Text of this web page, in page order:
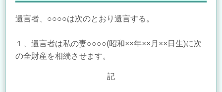
遺言者、○○○○は次のとおり遺言する。
１、遺言者は私の妻○○○○(昭和××年××月××日生)に次
の全財産を相続させます。
記